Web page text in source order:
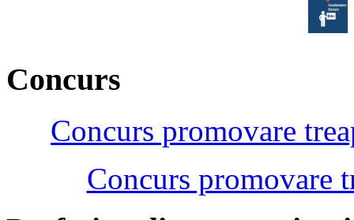
Concurs
Concurs promovare
Concurs promovare